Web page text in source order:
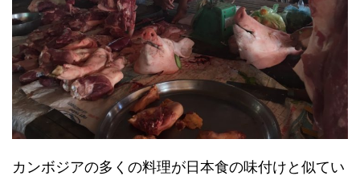
カンボジアの多くの料理が日本食の味付けと似てい